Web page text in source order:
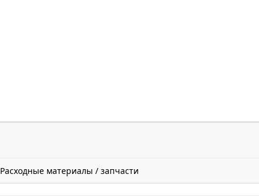
Расходные материалы / запчасти